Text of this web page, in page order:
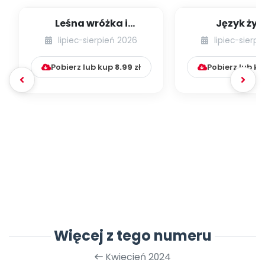
Leśna wróżka i
przyjaciele
lipiec-sierpień 2026
Pobierz lub kup 8.99 zł
Język
lipiec-
Pobierz lub
Więcej z tego numeru
Kwiecień 2024